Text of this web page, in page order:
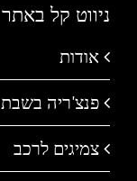
ניווט קל באתר
אודות
פנצ'ריה בשבת
צמיגים לרכב